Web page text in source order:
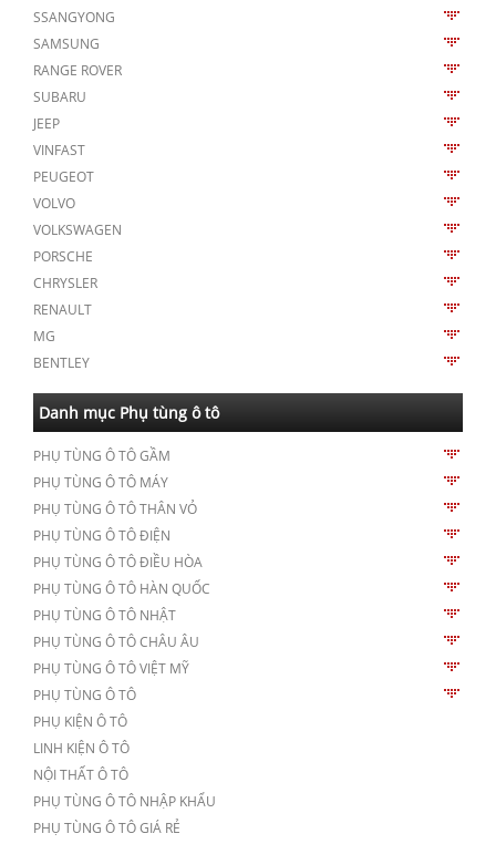
SSANGYONG
SAMSUNG
RANGE ROVER
SUBARU
JEEP
VINFAST
PEUGEOT
VOLVO
VOLKSWAGEN
PORSCHE
CHRYSLER
RENAULT
MG
BENTLEY
Danh mục Phụ tùng ô tô
PHỤ TÙNG Ô TÔ GẦM
PHỤ TÙNG Ô TÔ MÁY
PHỤ TÙNG Ô TÔ THÂN VỎ
PHỤ TÙNG Ô TÔ ĐIỆN
PHỤ TÙNG Ô TÔ ĐIỀU HÒA
PHỤ TÙNG Ô TÔ HÀN QUỐC
PHỤ TÙNG Ô TÔ NHẬT
PHỤ TÙNG Ô TÔ CHÂU ÂU
PHỤ TÙNG Ô TÔ VIỆT MỸ
PHỤ TÙNG Ô TÔ
PHỤ KIỆN Ô TÔ
LINH KIỆN Ô TÔ
NỘI THẤT Ô TÔ
PHỤ TÙNG Ô TÔ NHẬP KHẨU
PHỤ TÙNG Ô TÔ GIÁ RẺ